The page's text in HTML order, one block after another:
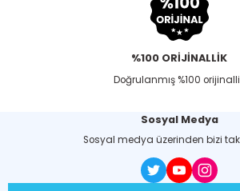
%100 ORİJİNALLİK
Doğrulanmış %100
Sosyal Medya
Sosyal medya üzerinden bizi